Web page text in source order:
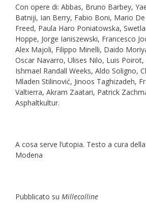
Con opere di: Abbas, Bruno Barbey,
Batniji, Ian Berry, Fabio Boni, Mario
Freed, Paula Haro Poniatowska,
Hoppe, Jorge Ianiszewski, Francesco
Alex Majoli, Filippo Minelli, Daido
Oscar Navarro, Ulises Nilo, Luis
Ishmael Randall Weeks, Aldo Soligno,
Mladen Stilinović, Jinoos Taghizadeh,
Valtierra, Akram Zaatari, Patrick
Asphaltkultur.
A cosa serve l’utopia. Testo a cura
Modena
Pubblicato su Millecolline